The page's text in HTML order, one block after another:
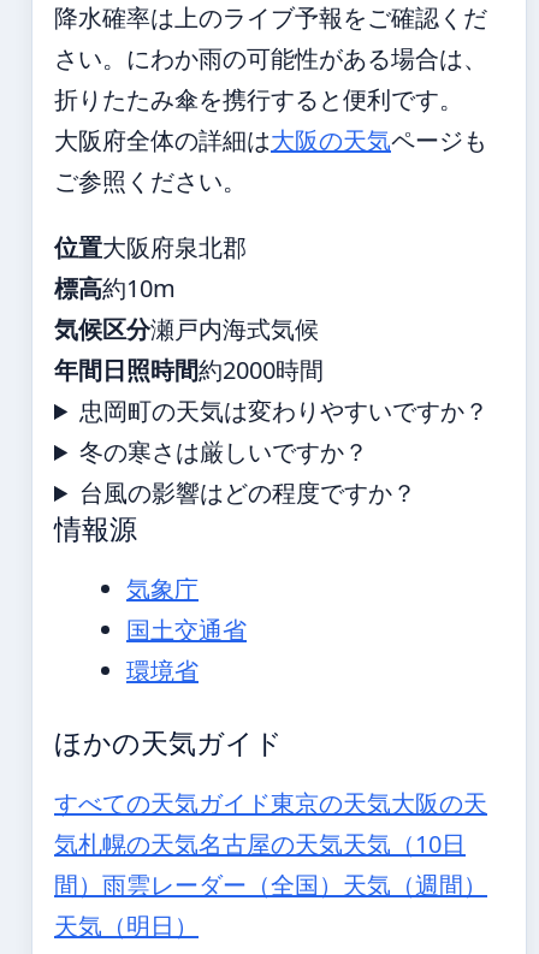
降水確率は上のライブ予報をご確認くだ
さい。にわか雨の可能性がある場合は、
折りたたみ傘を携行すると便利です。
大阪府全体の詳細は大阪の天気ページも
ご参照ください。
位置大阪府泉北郡
標高約10m
気候区分瀬戸内海式気候
年間日照時間約2000時間
忠岡町の天気は変わりやすいですか？
冬の寒さは厳しいですか？
台風の影響はどの程度ですか？
情報源
気象庁
国土交通省
環境省
ほかの天気ガイド
すべての天気ガイド東京の天気大阪の天
気札幌の天気名古屋の天気天気（10日
間） 雨雲レーダー（全国） 天気（週間）
天気（明日）